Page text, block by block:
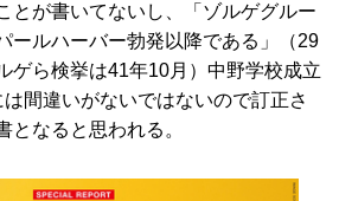
とが書いてないし、「ゾルゲグルー
ールハーバー勃発以降である」（29
ゲら検挙は41年10月）中野学校成立
間違いがないではないので訂正さ
となると思われる。